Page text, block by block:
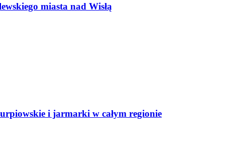
miasta nad Wisłą
i jarmarki w całym regionie